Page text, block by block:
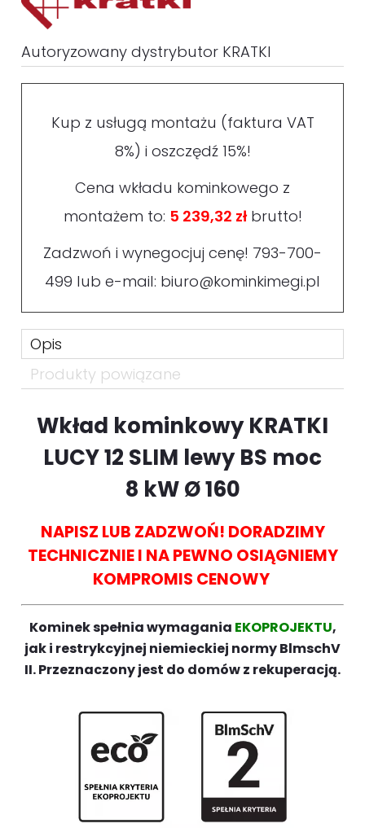
Autoryzowany dystrybutor KRATKI
Kup z usługą montażu (faktura VAT
8%) i oszczędź 15%!
Cena wkładu kominkowego z
montażem to: 5 239,32 złbrutto!
Zadzwoń i wynegocjuj cenę! 793-700-
499 lub e-mail: biuro@kominkimegi.pl
Opis
Produkty powiązane
Wkład kominkowy KRATKI
LUCY 12 SLIM lewy BS moc
8 kW Ø 160
NAPISZ LUB ZADZWOŃ! DORADZIMY
TECHNICZNIE I NA PEWNO OSIĄGNIEMY
KOMPROMIS CENOWY
Kominek spełnia wymagania EKOPROJEKTU,
jak i restrykcyjnej niemieckiej normy BlmschV
II. Przeznaczony jest do domów z rekuperacją.